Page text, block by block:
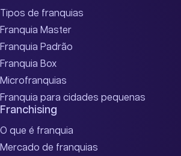
Tipos de franquias
Franquia Master
Franquia Padrão
Franquia Box
Microfranquias
Franquia para cidades pequenas
Franchising
O que é franquia
Mercado de franquias